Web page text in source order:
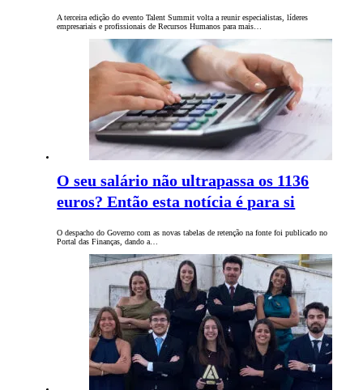
A terceira edição do evento Talent Summit volta a reunir especialistas, líderes
empresariais e profissionais de Recursos Humanos para mais…
O seu salário não ultrapassa os 1136
euros? Então esta notícia é para si
O despacho do Governo com as novas tabelas de retenção na fonte foi publicado no
Portal das Finanças, dando a…